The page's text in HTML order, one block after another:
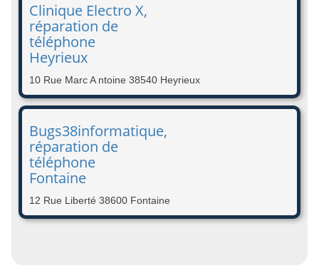
Clinique Electro X,
réparation de
téléphone
Heyrieux
10 Rue Marc A ntoine 38540 Heyrieux
Bugs38informatique,
réparation de
téléphone
Fontaine
12 Rue Liberté 38600 Fontaine